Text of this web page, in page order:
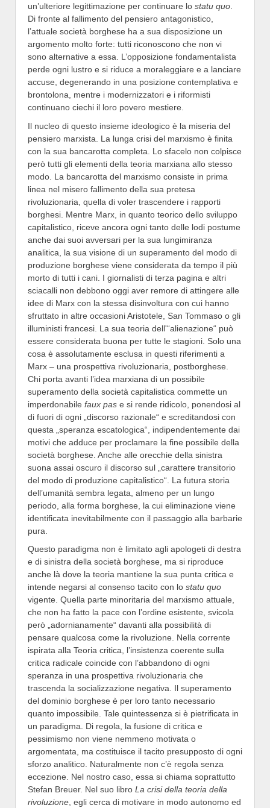
un’ulteriore legittimazione per continuare lo statu quo
Di fronte al fallimento del pensiero antagonistico,
l’attuale società borghese ha a sua disposizione un
argomento molto forte: tutti riconoscono che non vi
sono alternative a essa. L’opposizione fondamentalista
perde ogni lustro e si riduce a moraleggiare e a lanciare
accuse, degenerando in una posizione contemplativa e
brontolona, mentre i modernizzatori e i riformisti
continuano ciechi il loro povero mestiere.
Il nucleo di questo insieme ideologico è la miseria del
pensiero marxista. La lunga crisi del marxismo è finita
con la sua bancarotta completa. Lo sfacelo non colpisce
però tutti gli elementi della teoria marxiana allo stesso
modo. La bancarotta del marxismo consiste in prima
linea nel misero fallimento della sua pretesa
rivoluzionaria, quella di voler trascendere i rapporti
borghesi. Mentre Marx, in quanto teorico dello sviluppo
capitalistico, riceve ancora ogni tanto delle lodi postume
anche dai suoi avversari per la sua lungimiranza
analitica, la sua visione di un superamento del modo di
produzione borghese viene considerata da tempo il più
morto di tutti i cani. I giornalisti di terza pagina e altri
sciacalli non debbono oggi aver remore di attingere alle
idee di Marx con la stessa disinvoltura con cui hanno
sfruttato in altre occasioni Aristotele, San Tommaso o gli
illuministi francesi. La sua teoria dell'“alienazione“ può
essere considerata buona per tutte le stagioni. Solo una
cosa è assolutamente esclusa in questi riferimenti a
Marx – una prospettiva rivoluzionaria, postborghese.
Chi porta avanti l’idea marxiana di un possibile
superamento della società capitalistica commette un
imperdonabile faux pas e si rende ridicolo, ponendosi al
di fuori di ogni „discorso razionale“ e screditandosi con
questa „speranza escatologica“, indipendentemente dai
motivi che adduce per proclamare la fine possibile della
società borghese. Anche alle orecchie della sinistra
suona assai oscuro il discorso sul „carattere transitorio
del modo di produzione capitalistico“. La futura storia
dell’umanità sembra legata, almeno per un lungo
periodo, alla forma borghese, la cui eliminazione viene
identificata inevitabilmente con il passaggio alla barbarie
pura.
Questo paradigma non è limitato agli apologeti di destra
e di sinistra della società borghese, ma si riproduce
anche là dove la teoria mantiene la sua punta critica e
intende negarsi al consenso tacito con lo statu quo
vigente. Quella parte minoritaria del marxismo attuale,
che non ha fatto la pace con l’ordine esistente, svicola
però „adornianamente“ davanti alla possibilità di
pensare qualcosa come la rivoluzione. Nella corrente
ispirata alla Teoria critica, l’insistenza coerente sulla
critica radicale coincide con l’abbandono di ogni
speranza in una prospettiva rivoluzionaria che
trascenda la socializzazione negativa. Il superamento
del dominio borghese è per loro tanto necessario
quanto impossibile. Tale quintessenza si è pietrificata in
un paradigma. Di regola, la fusione di critica e
pessimismo non viene nemmeno motivata o
argomentata, ma costituisce il tacito presupposto di ogni
sforzo analitico. Naturalmente non c’è regola senza
eccezione. Nel nostro caso, essa si chiama soprattutto
Stefan Breuer. Nel suo libro La crisi della teoria della
rivoluzione, egli cerca di motivare in modo autonomo ed